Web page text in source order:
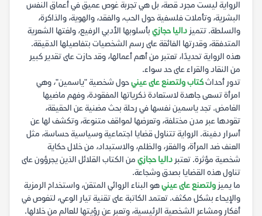
الرواية ليست مجرد قصة، بل هي تجربة غوص عميق في أعماق النفس
البشرية، وتأملات فلسفية حول الحب، والفقد، والهوية، والذاكرة،
والسلطة. تتميز داليا حجازي بأسلوبها الأدبي الرفيع، ولغتها الشعرية
المتدفقة، وقدرتها الفائقة على رسم الشخصيات بتفاصيلها الدقيقة.
هذه الرواية تحديدًا، تعتبر من أهم أعمالها، وقد حازت على تقدير كبير
من النقاد والقراء على حد سواء.
تدور أحداثكتاب ولتصنع على عينيحول شخصية "ياسمين"، وهي
امرأة تسعى جاهدة لاستعادة ذكرياتها المفقودة، وفهم ماضيها
الغامض. تجد ياسمين نفسها في رحلة بحث مضنية عن الحقيقة،
تقودها عبر مدن مختلفة، وتعرضها لمواقف متنوعة، وتكشف لها عن
أسرار دفينة. الرواية تتناول قضايا اجتماعية وسياسية حساسة، مثل
العنف ضد المرأة، والفقر، والظلم، والاستبداد، من خلال حكاية
شخصية مؤثرة. تعتبر داليا حجازي من الكتاب القلائل الذين يجرؤون على
تناول هذه القضايا بصدق وشجاعة.
ما يميز ولتصنع على عينيهو البناء الروائي المتقن، واستخدام الرمزية
والإيحاء بشكل مكثف. تعتمد الكاتبة على تقنية تيار الوعي، لتغوص في
أفكار ومشاعر الشخصية الرئيسية، وتعبر عن رؤيتها للعالم من خلالها.